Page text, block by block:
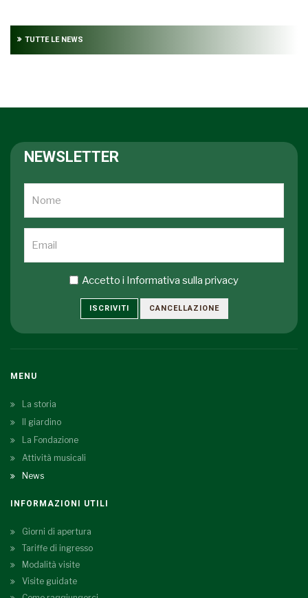
TUTTE LE NEWS
NEWSLETTER
Accetto i Informativa sulla privacy
ISCRIVITI CANCELLAZIONE
MENU
La storia
Il giardino
La Fondazione
Attività musicali
News
INFORMAZIONI UTILI
Giorni di apertura
Tariffe di ingresso
Modalità visite
Visite guidate